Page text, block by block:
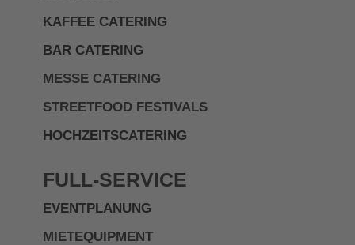
KAFFEE CATERING
BAR CATERING
MESSE CATERING
STREETFOOD FESTIVALS
HOCHZEITSCATERING
FULL-SERVICE
EVENTPLANUNG
MIETEQUIPMENT